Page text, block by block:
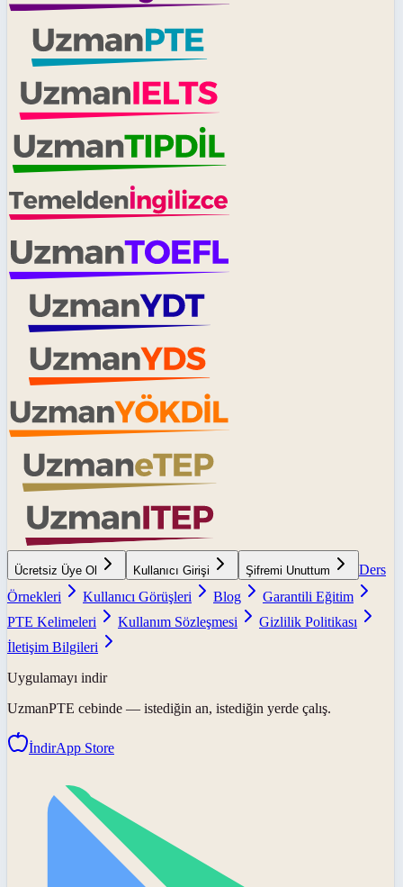
Ücretsiz Üye Ol Kullanıcı Girişi Şifremi Unuttum
Ders
Örnekleri
Kullanıcı Görüşleri Blog
Garantili Eğitim
PTE Kelimeleri
Kullanım Sözleşmesi
Gizlilik Politikası
İletişim Bilgileri
Uygulamayı indir
UzmanPTE cebinde — istediğin an, istediğin yerde çalış.
İndirApp Store